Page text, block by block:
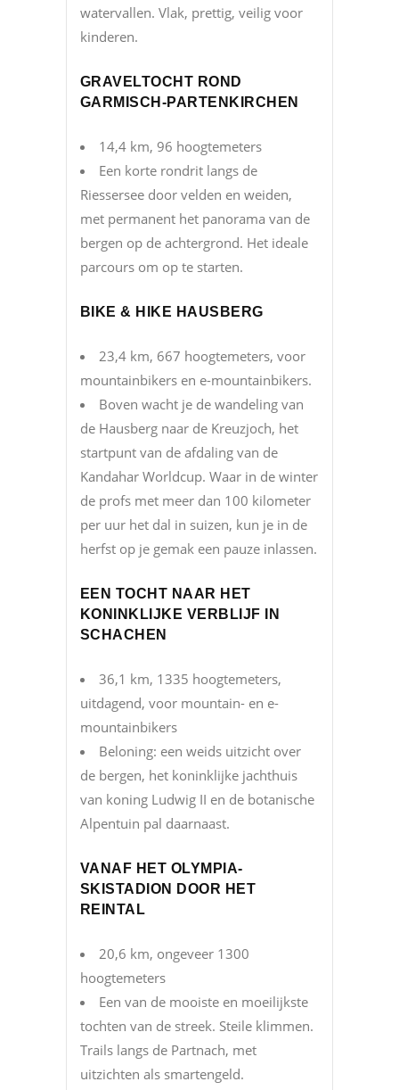
watervallen. Vlak, prettig, veilig voor
kinderen.
GRAVELTOCHT ROND
GARMISCH-PARTENKIRCHEN
14,4 km, 96 hoogtemeters
Een korte rondrit langs de
Riessersee door velden en weiden,
met permanent het panorama van de
bergen op de achtergrond. Het ideale
parcours om op te starten.
BIKE & HIKE HAUSBERG
23,4 km, 667 hoogtemeters, voor
mountainbikers en e-mountainbikers.
Boven wacht je de wandeling van
de Hausberg naar de Kreuzjoch, het
startpunt van de afdaling van de
Kandahar Worldcup. Waar in de winter
de profs met meer dan 100 kilometer
per uur het dal in suizen, kun je in de
herfst op je gemak een pauze inlassen.
EEN TOCHT NAAR HET
KONINKLIJKE VERBLIJF IN
SCHACHEN
36,1 km, 1335 hoogtemeters,
uitdagend, voor mountain- en e-
mountainbikers
Beloning: een weids uitzicht over
de bergen, het koninklijke jachthuis
van koning Ludwig II en de botanische
Alpentuin pal daarnaast.
VANAF HET OLYMPIA-
SKISTADION DOOR HET
REINTAL
20,6 km, ongeveer 1300
hoogtemeters
Een van de mooiste en moeilijkste
tochten van de streek. Steile klimmen.
Trails langs de Partnach, met
uitzichten als smartengeld.